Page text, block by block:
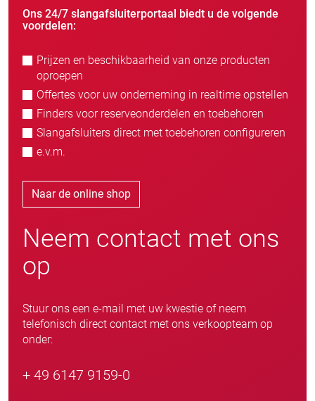
Ons 24/7 slangafsluiterportaal biedt u de volgende
voordelen:
Prijzen en beschikbaarheid van onze producten
oproepen
Offertes voor uw onderneming in realtime opstellen
Finders voor reserveonderdelen en toebehoren
Slangafsluiters direct met toebehoren configureren
e.v.m.
Naar de online shop
Neem contact met ons
op
Stuur ons een e-mail met uw kwestie of neem
telefonisch direct contact met ons verkoopteam op
onder:
+ 49 6147 9159-0